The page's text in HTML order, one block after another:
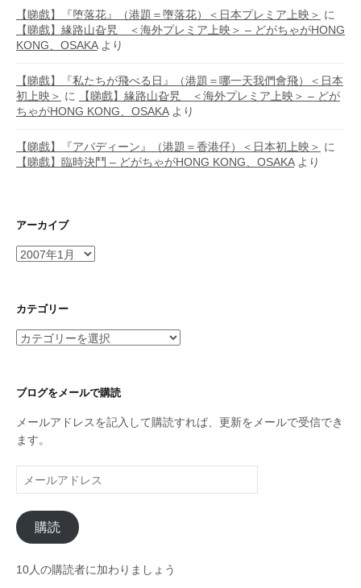
【睇戲】『堕落花』（港題＝墮落花）＜日本プレミア上映＞ に
【睇戲】緣路山旮旯 ＜海外プレミア上映＞ – どがちゃがHONG
KONG、OSAKAより
【睇戲】『私たちが飛べる日』（港題＝哪一天我們會飛）＜日本
初上映＞ に
【睇戲】緣路山旮旯 ＜海外プレミア上映＞ – どが
ちゃがHONG KONG、OSAKAより
【睇戲】『アバディーン』（港題＝香港仔）＜日本初上映＞ に
【睇戲】臨時決鬥 – どがちゃがHONG KONG、OSAKAより
アーカイブ
ア
イ
カテゴリー
カ
リ
ブログをメールで購読
メールアドレスを記入して購読すれば、更新をメールで受信でき
ます。
ー
ル
ア
ド
レ
購読
10人の購読者に加わりましょう